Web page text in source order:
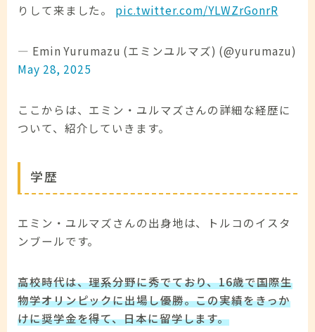
りして来ました。 pic.twitter.com/YLWZrGonrR
— Emin Yurumazu (エミンユルマズ) (@yurumazu)
May 28, 2025
ここからは、エミン・ユルマズさんの詳細な経歴に
ついて、紹介していきます。
学歴
エミン・ユルマズさんの出身地は、トルコのイスタ
ンブールです。
高校時代は、理系分野に秀でており、16歳で国際生
物学オリンピックに出場し優勝。この実績をきっか
けに奨学金を得て、日本に留学します。